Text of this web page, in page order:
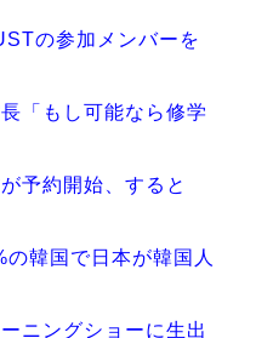
の参加メンバーを
「もし可能なら修学
予約開始、すると
韓国で日本が韓国人
ニングショーに生出